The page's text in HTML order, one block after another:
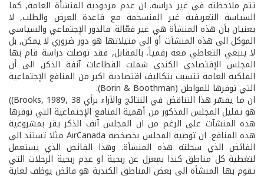
تتم ملاحظته في غير دراسة. ان عدم مردودية المنشأة العامة, كما
السياسة التعريفية غير المنسجمة مع قاعدة العرض والطلب, لا
يعنيان بأن هذه المنشأة هي غير فعّالة. فالدور الإجتماعي والسياسي
الموكل الى هذه المنشآت أو الى مثيلاتها هو دور ضروري لا يمكن, بل
لا ينبغي التعاطي معه رقمياً. بالمقابل, فقد توصلت دراسة قام بها
المجلس الإقتصادي الكندي شملت القطاعات آنفة الذكر, الى أن
الملكية العامة تتسبب بتكاليف اقتصادية اكبر من المنافع الإجتماعية
التي توفرها للمواطن (Borin & Boothman).
ان ما يفسّر هذا التناقض في النتائج والآراء برأي Brooks, 1989, 38))
هو تقليل المجلس المذكور من أهمية المنافع الإجتماعية التي توفرها
هذه المنشآت على الرغم من ان المجلس آنف الذكر يقر بمشروعية
هذه المنافع. ان توصية المجلس بخصخصة AirCanada مثلا تستند الى
الفائض الذي سجلته هذه المنشأة. وهذا الفائض الذي يستعمل
لتغطية كل مناطق كندا بمعزل عن ربحية او عدم ربحية الرحلات التي
تقوم بها المنشأة الى بعض المناطق الكندية هو فائض يوظف لغاية